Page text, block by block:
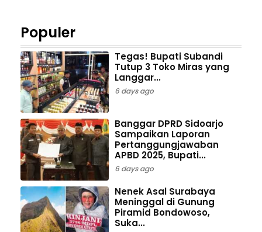
Populer
Tegas! Bupati Subandi
Tutup 3 Toko Miras yang
Langgar...
6 days ago
Banggar DPRD Sidoarjo
Sampaikan Laporan
Pertanggungjawaban
APBD 2025, Bupati...
6 days ago
Nenek Asal Surabaya
Meninggal di Gunung
Piramid Bondowoso,
Suka...